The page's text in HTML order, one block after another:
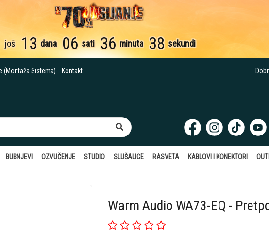
još 13 dana 06 sati 36 minuta 38 sekundi
(Montaža Sistema) Kontakt
BUBNJEVI OZVUČENJE STUDIO SLUŠALICE RASVETA KABLOVI I KONEKTORI
Warm Audio WA73-EQ -